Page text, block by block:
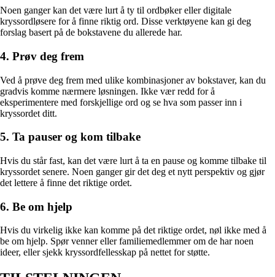
Noen ganger kan det være lurt å ty til ordbøker eller digitale
kryssordløsere for å finne riktig ord. Disse verktøyene kan gi deg
forslag basert på de bokstavene du allerede har.
4. Prøv deg frem
Ved å prøve deg frem med ulike kombinasjoner av bokstaver, kan du
gradvis komme nærmere løsningen. Ikke vær redd for å
eksperimentere med forskjellige ord og se hva som passer inn i
kryssordet ditt.
5. Ta pauser og kom tilbake
Hvis du står fast, kan det være lurt å ta en pause og komme tilbake til
kryssordet senere. Noen ganger gir det deg et nytt perspektiv og gjør
det lettere å finne det riktige ordet.
6. Be om hjelp
Hvis du virkelig ikke kan komme på det riktige ordet, nøl ikke med å
be om hjelp. Spør venner eller familiemedlemmer om de har noen
ideer, eller sjekk kryssordfellesskap på nettet for støtte.